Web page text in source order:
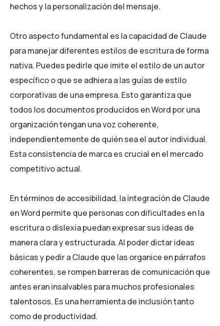
hechos y la personalización del mensaje.
Otro aspecto fundamental es la capacidad de Claude
para manejar diferentes estilos de escritura de forma
nativa. Puedes pedirle que imite el estilo de un autor
específico o que se adhiera a las guías de estilo
corporativas de una empresa. Esto garantiza que
todos los documentos producidos en Word por una
organización tengan una voz coherente,
independientemente de quién sea el autor individual.
Esta consistencia de marca es crucial en el mercado
competitivo actual.
En términos de accesibilidad, la integración de Claude
en Word permite que personas con dificultades en la
escritura o dislexia puedan expresar sus ideas de
manera clara y estructurada. Al poder dictar ideas
básicas y pedir a Claude que las organice en párrafos
coherentes, se rompen barreras de comunicación que
antes eran insalvables para muchos profesionales
talentosos. Es una herramienta de inclusión tanto
como de productividad.